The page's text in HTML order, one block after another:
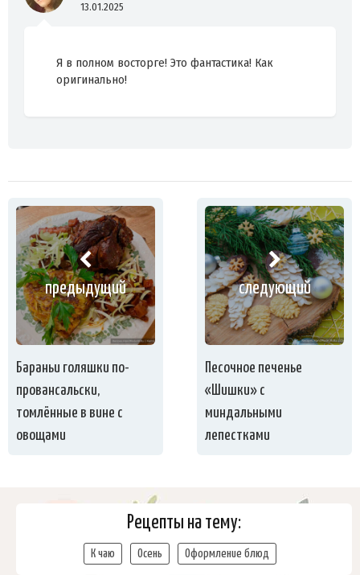
13.01.2025
Я в полном восторге! Это фантастика! Как
оригинально!
предыдущий
Бараньи голяшки по-
провансальски,
томлённые в вине с
овощами
следующий
Песочное печенье
«Шишки» с
миндальными
лепестками
Рецепты на тему:
К чаю Осень Оформление блюд